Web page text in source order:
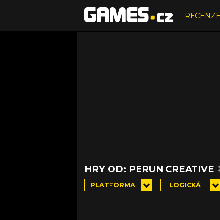
RECENZE
HRY OD: PERUN CREATIVE
PLATFORMA LOGICKÁ